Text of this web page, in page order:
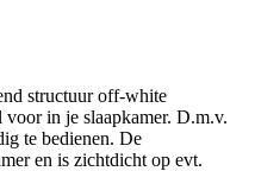
structuur off-white
in je slaapkamer. D.m.v.
te bedienen. De
en is zichtdicht op evt.